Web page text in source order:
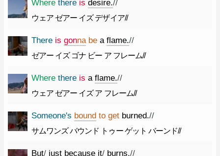
Where there is desire.//
ウェア ゼアー イズ デザイア//
There is gonna be a flame.//
ゼアー イズ ゴナ ビー ア フレーム//
Where there is a flame.//
ウェア ゼアー イズ ア フレーム//
Someone's bound to get burned.//
サムワンズ バウンド トゥー ゲット バーンド//
But/ just because it/ burns.//